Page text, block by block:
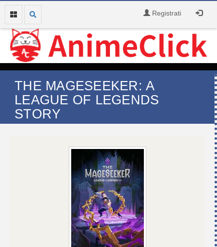
Registrati
THE MAGESEEKER: A
LEAGUE OF LEGENDS
STORY